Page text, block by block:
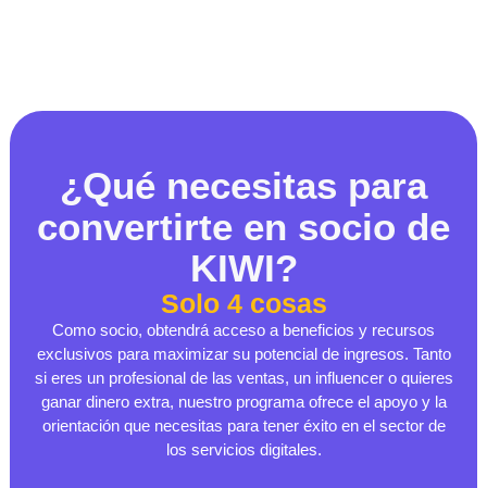
¿Qué necesitas para
convertirte en socio de
KIWI?
Solo 4 cosas
Como socio, obtendrá acceso a beneficios y recursos
exclusivos para maximizar su potencial de ingresos. Tanto
si eres un profesional de las ventas, un influencer o quieres
ganar dinero extra, nuestro programa ofrece el apoyo y la
orientación que necesitas para tener éxito en el sector de
los servicios digitales.